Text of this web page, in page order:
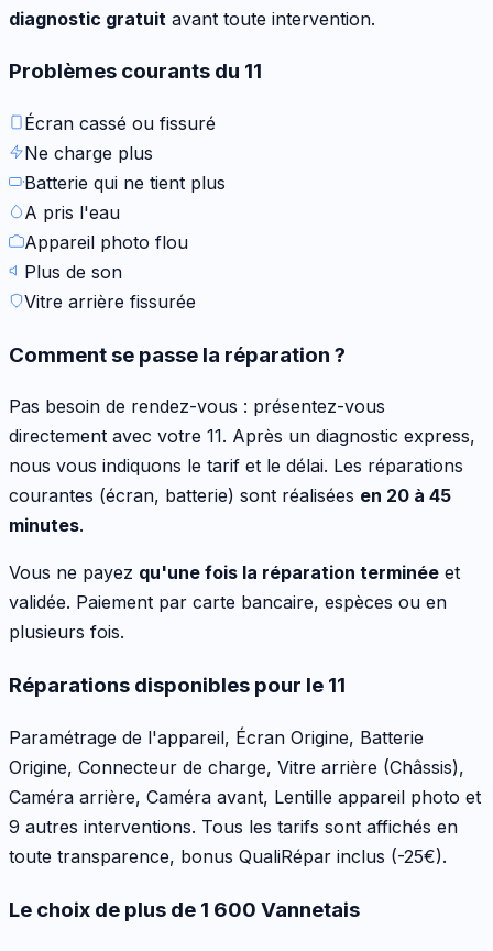
diagnostic gratuit avant toute intervention.
Problèmes courants du 11
Écran cassé ou fissuré
Ne charge plus
Batterie qui ne tient plus
A pris l'eau
Appareil photo flou
Plus de son
Vitre arrière fissurée
Comment se passe la réparation ?
Pas besoin de rendez-vous : présentez-vous
directement avec votre 11. Après un diagnostic express,
nous vous indiquons le tarif et le délai. Les réparations
courantes (écran, batterie) sont réalisées en 20 à 45
minutes.
Vous ne payez qu'une fois la réparation terminée et
validée. Paiement par carte bancaire, espèces ou en
plusieurs fois.
Réparations disponibles pour le 11
Paramétrage de l'appareil, Écran Origine, Batterie
Origine, Connecteur de charge, Vitre arrière (Châssis),
Caméra arrière, Caméra avant, Lentille appareil photo et
9 autres interventions. Tous les tarifs sont affichés en
toute transparence, bonus QualiRépar inclus (-25€).
Le choix de plus de 1 600 Vannetais